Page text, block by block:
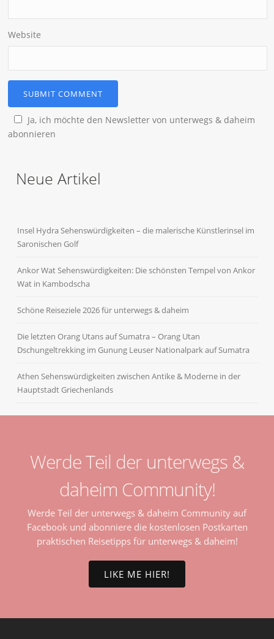
Website
Ja, ich möchte den Newsletter von unterwegs & daheim
abonnieren
Neue Artikel
Insel Hydra Sehenswürdigkeiten – die malerische Künstlerinsel im
Saronischen Golf
Ankor Wat Sehenswürdigkeiten: Die schönsten Tempel von Ankor
Wat in Kambodscha
Schöne Reiseziele 2026 für unterwegs & daheim
Die letzten Orang Utans auf Sumatra – Orang Utan
Dschungeltrekking im Gunung Leuser Nationalpark auf Sumatra
Athen Sehenswürdigkeiten zwischen Antike & Moderne in der
Hauptstadt Griechenlands
Werde Teil der unterwegs &
daheim Community!
Werde Teil der unterwegs & daheim Community auf
Facebook und abonniere die kostenlosen Postkarten
praktischen Reisetipps für unterwegs & daheim!
LIKE ME HIER!